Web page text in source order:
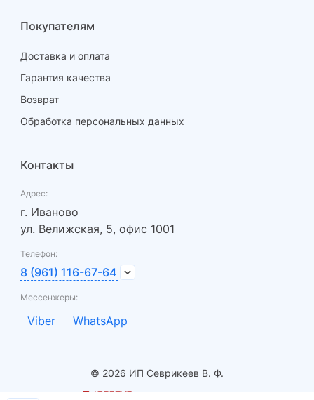
Покупателям
Доставка и оплата
Гарантия качества
Возврат
Обработка персональных данных
Контакты
Адрес:
г. Иваново
ул. Велижская, 5, офис 1001
Телефон:
8 (961) 116-67-64
Мессенжеры:
Viber WhatsApp
© 2026 ИП Севрикеев В. Ф.